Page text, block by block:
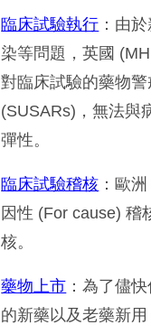
臨床試驗執行 ：由
染等問題，英國
對臨床試驗的藥物
(SUSARs)，無法與
彈性。
臨床試驗稽核 ：歐
因性 (For cause) 稽
核。
藥物上市 ：為了儘
的新藥以及老藥新